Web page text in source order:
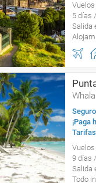
5 días
Salida
¡Paga
9 días
Salida
Todo